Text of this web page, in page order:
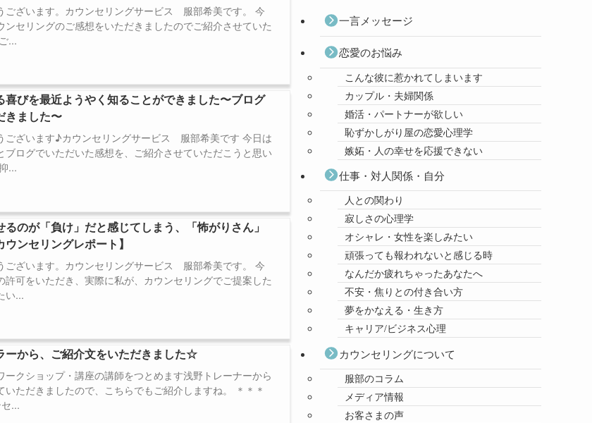
ございます。カウンセリングサービス 服部希美です。 今
ンセリングのご感想をいただきましたのでご紹介させていた
...
喜びを最近ようやく知ることができました〜ブログ
きました〜
ございます♪カウンセリングサービス 服部希美です 今日は
ブログでいただいた感想を、ご紹介させていただこうと思い
...
のが「負け」だと感じてしまう、「怖がりさん」
ンセリングレポート】
ございます。カウンセリングサービス 服部希美です。 今
許可をいただき、実際に私が、カウンセリングでご提案した
い...
ーから、ご紹介文をいただきました☆
ークショップ・講座の講師をつとめます浅野トレーナーから
いただきましたので、こちらでもご紹介しますね。 ＊＊＊
...
一言メッセージ
恋愛のお悩み
こんな彼に惹かれてしまいます
カップル・夫婦関係
婚活・パートナーが欲しい
恥ずかしがり屋の恋愛心理学
嫉妬・人の幸せを応援できない
仕事・対人関係・自分
人との関わり
寂しさの心理学
オシャレ・女性を楽しみたい
頑張っても報われないと感じる時
なんだか疲れちゃったあなたへ
不安・焦りとの付き合い方
夢をかなえる・生き方
キャリア/ビジネス心理
カウンセリングについて
服部のコラム
メディア情報
お客さまの声